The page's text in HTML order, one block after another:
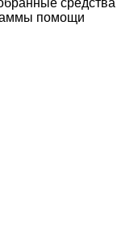
помощи